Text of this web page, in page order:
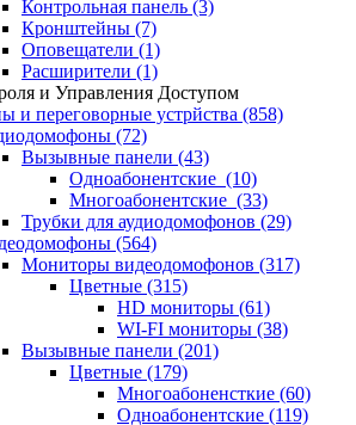
Контрольная панель (3)
Кронштейны (7)
Оповещатели (1)
Расширители (1)
и Управления Доступом
и переговорные устрйства (858)
(72)
Вызывные панели (43)
Одноабонентские (10)
Многоабонентские (33)
Трубки для аудиодомофонов (29)
(564)
Мониторы видеодомофонов (317)
Цветные (315)
HD мониторы (61)
WI-FI мониторы (38)
Вызывные панели (201)
Цветные (179)
Многоабоненсткие (60)
Одноабонентские (119)